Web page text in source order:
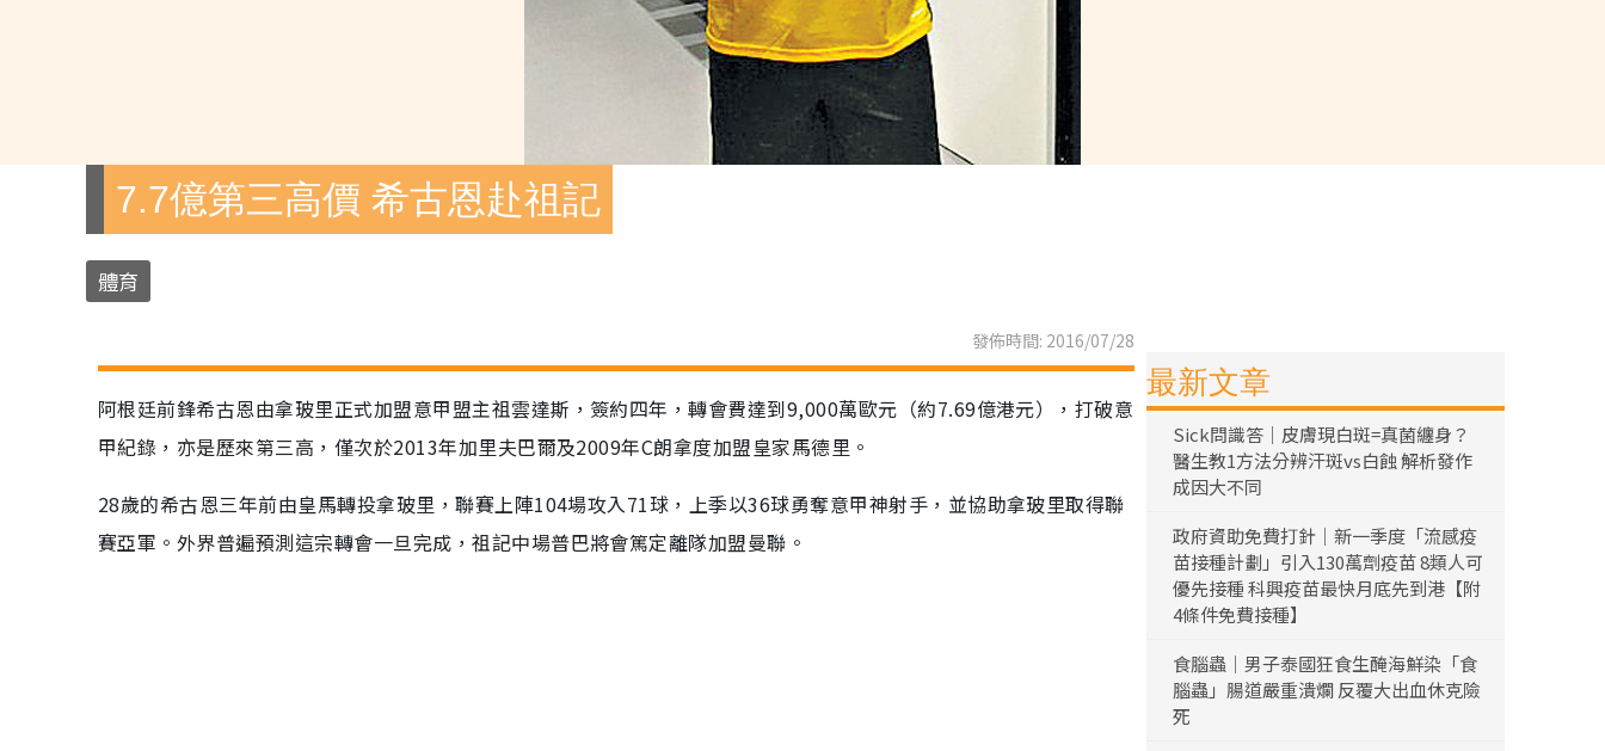
7.7億第三高價 希古恩赴祖記
體育
發佈時間: 2016/07/28
阿根廷前鋒希古恩由拿玻里正式加盟意甲盟主祖雲達斯，簽約四年，轉會費達到9,000萬歐元（約7.69億港元），打破意
甲紀錄，亦是歷來第三高，僅次於2013年加里夫巴爾及2009年C朗拿度加盟皇家馬德里。
28歲的希古恩三年前由皇馬轉投拿玻里，聯賽上陣104場攻入71球，上季以36球勇奪意甲神射手，並協助拿玻里取得聯
賽亞軍。外界普遍預測這宗轉會一旦完成，祖記中場普巴將會篤定離隊加盟曼聯。
最新文章
Sick問識答｜皮膚現白斑=真菌纏身？
醫生教1方法分辨汗斑vs白蝕 解析發作
成因大不同
政府資助免費打針｜新一季度「流感疫
苗接種計劃」引入130萬劑疫苗 8類人可
優先接種 科興疫苗最快月底先到港【附
4條件免費接種】
食腦蟲｜男子泰國狂食生醃海鮮染「食
腦蟲」腸道嚴重潰爛 反覆大出血休克險
死